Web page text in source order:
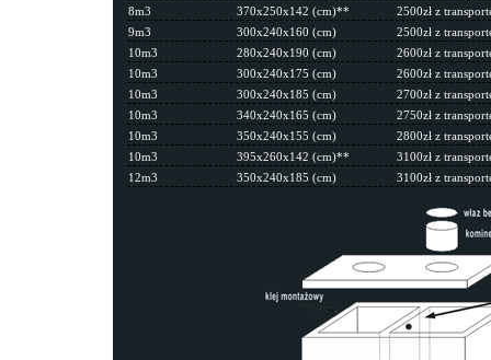
8m3
370x250x142 (cm)**
2500zł z
9m3
300x240x160 (cm)
2500zł z
10m3
280x240x190 (cm)
2600zł z
10m3
300x240x175 (cm)
2600zł z
10m3
300x240x185 (cm)
2700zł z
10m3
340x240x165 (cm)
2750zł z
10m3
350x240x155 (cm)
2800zł z
10m3
395x260x142 (cm)**
3100zł z
12m3
350x240x185 (cm) 3100zł z